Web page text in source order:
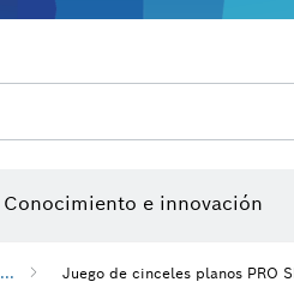
Conocimiento e innovación
... Juego de cinceles planos PRO